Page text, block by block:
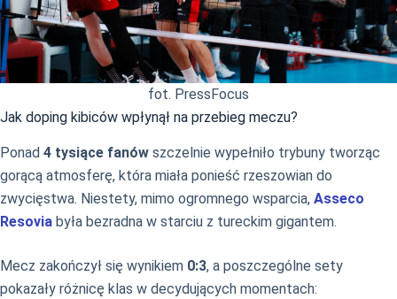
fot. PressFocus
Jak doping kibiców wpłynął na przebieg meczu?
Ponad 4 tysiące fanów szczelnie wypełniło trybuny tworząc
gorącą atmosferę, która miała ponieść rzeszowian do
zwycięstwa. Niestety, mimo ogromnego wsparcia, Asseco
Resovia była bezradna w starciu z tureckim gigantem.
Mecz zakończył się wynikiem 0:3, a poszczególne sety
pokazały różnicę klas w decydujących momentach: